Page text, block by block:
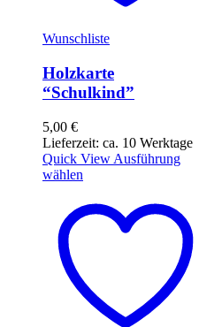
Wunschliste
Holzkarte
“Schulkind”
5,00 €
Lieferzeit: ca. 10 Werktage
Quick View Ausführung
wählen